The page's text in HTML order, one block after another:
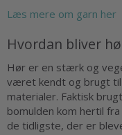
Læs mere om garn her
Hvordan bliver
Hør er en stærk og
været kendt og brugt
materialer. Faktisk
bomulden kom hertil
de tidligste, der er